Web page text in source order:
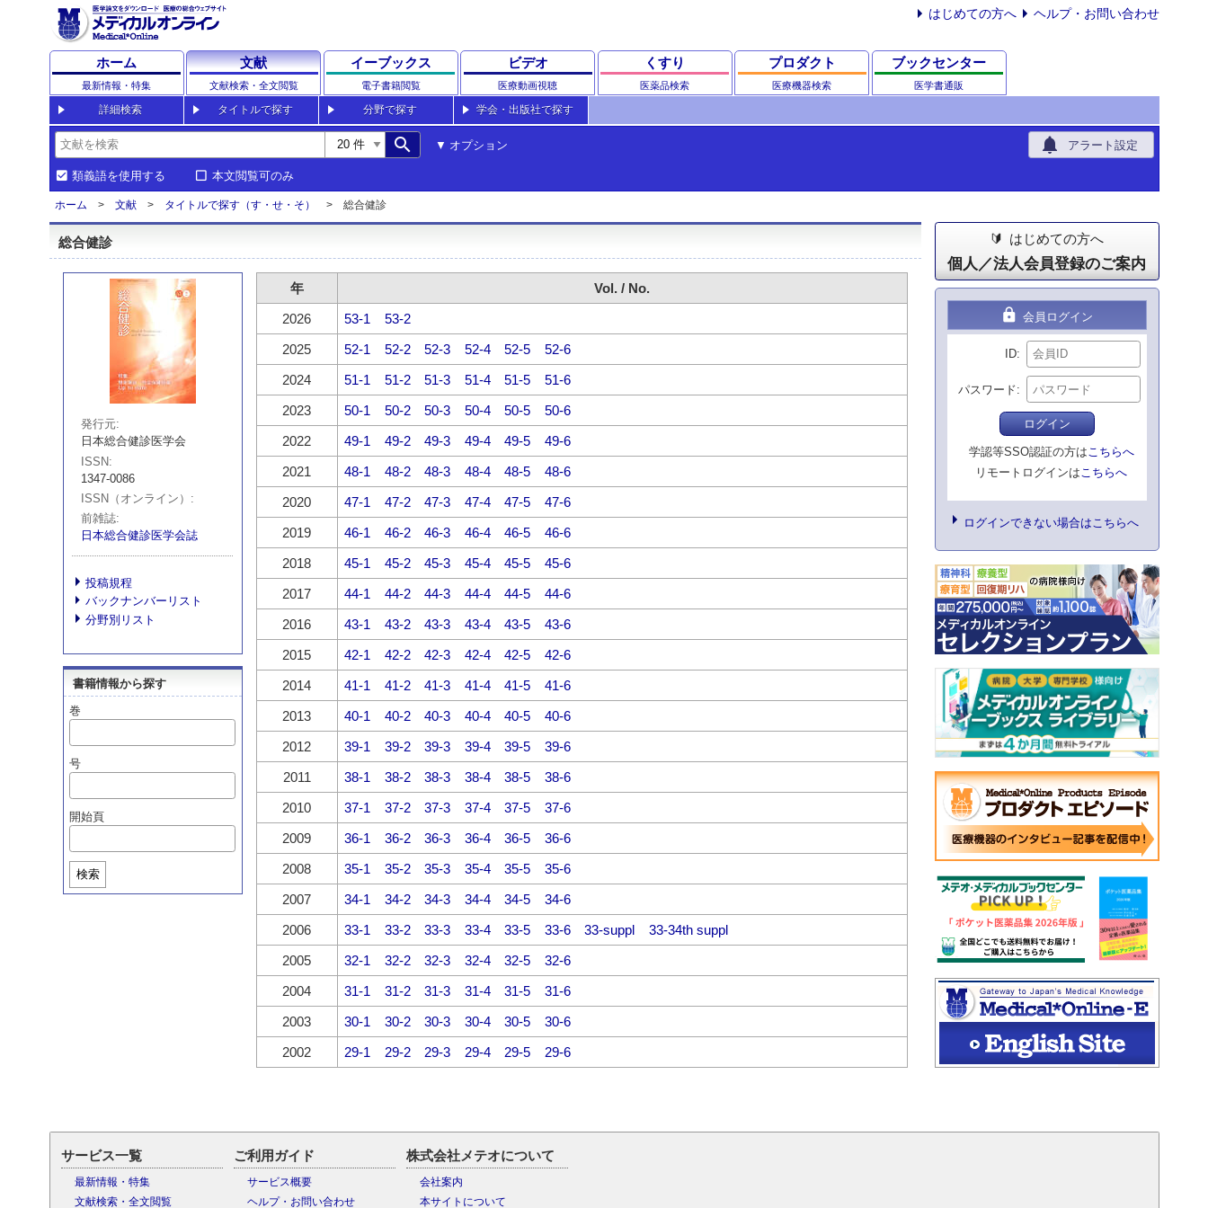
はじめての方へ ヘルプ・お問い合わせ
ホーム
最新情報・特集
文献
文献検索・全文閲覧
イーブックス
電子書籍閲覧
ビデオ
医療動画視聴
くすり
医薬品検索
プロダクト
医療機器検索
ブックセンター
医学書通販
詳細検索 タイトルで探す 分野で探す 学会・出版社で探す
search オプション notifications アラート設定
類義語を使用する 本文閲覧可のみ
ホーム 文献 タイトルで探す（す・せ・そ） 総合健診
総合健診
発行元
日本総合健診医学会
ISSN
1347-0086
ISSN（オンライン）
前雑誌
日本総合健診医学会誌
投稿規程
バックナンバーリスト
分野別リスト
書籍情報から探す
巻
号
開始頁
検索
年
Vol. / No.
2026
53-1
53-2
2025
52-1 52-2 52-3 52-4 52-5
52-6
2024
51-1 51-2 51-3 51-4 51-5
51-6
2023
50-1 50-2 50-3 50-4 50-5
50-6
2022
49-1 49-2 49-3 49-4 49-5
49-6
2021
48-1 48-2 48-3 48-4 48-5
48-6
2020
47-1 47-2 47-3 47-4 47-5
47-6
2019
46-1 46-2 46-3 46-4 46-5
46-6
2018
45-1 45-2 45-3 45-4 45-5
45-6
2017
44-1 44-2 44-3 44-4 44-5
44-6
2016
43-1 43-2 43-3 43-4 43-5
43-6
2015
42-1 42-2 42-3 42-4 42-5
42-6
2014
41-1 41-2 41-3 41-4 41-5
41-6
2013
40-1 40-2 40-3 40-4 40-5
40-6
2012
39-1 39-2 39-3 39-4 39-5
39-6
2011
38-1 38-2 38-3 38-4 38-5
38-6
2010
37-1 37-2 37-3 37-4 37-5
37-6
2009
36-1 36-2 36-3 36-4 36-5
36-6
2008
35-1 35-2 35-3 35-4 35-5
35-6
2007
34-1 34-2 34-3 34-4 34-5
34-6
2006
33-1 33-2 33-3 33-4 33-5 33-6 33-suppl
33-34th suppl
2005
32-1 32-2 32-3 32-4 32-5
32-6
2004
31-1 31-2 31-3 31-4 31-5
31-6
2003
30-1 30-2 30-3 30-4 30-5
30-6
2002
29-1 29-2 29-3 29-4 29-5 29-6
はじめての方へ
個人／法人会員登録のご案内
lock 会員ログイン
ID
パスワード
ログイン
学認等SSO認証の方はこちらへ
リモートログインはこちらへ
ログインできない場合はこちらへ
サービス一覧
最新情報・特集
文献検索・全文閲覧
ご利用ガイド
サービス概要
ヘルプ・お問い合わせ
株式会社メテオについて
会社案内
本サイトについて